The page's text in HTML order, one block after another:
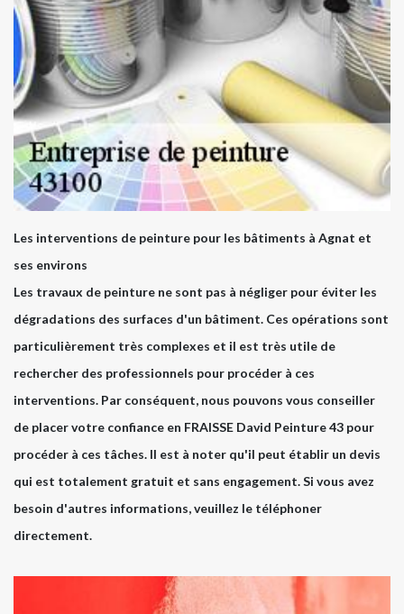
Les interventions de peinture pour les bâtiments à Agnat et
ses environs
Les travaux de peinture ne sont pas à négliger pour éviter les
dégradations des surfaces d'un bâtiment. Ces opérations sont
particulièrement très complexes et il est très utile de
rechercher des professionnels pour procéder à ces
interventions. Par conséquent, nous pouvons vous conseiller
de placer votre confiance en FRAISSE David Peinture 43 pour
procéder à ces tâches. Il est à noter qu'il peut établir un devis
qui est totalement gratuit et sans engagement. Si vous avez
besoin d'autres informations, veuillez le téléphoner
directement.